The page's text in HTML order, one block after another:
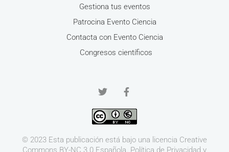
Gestiona tus eventos
Patrocina Evento Ciencia
Contacta con Evento Ciencia
Congresos científicos
© 2023 Esta publicación está bajo una licencia Creative
Commons BY-NC 3.0 Española. Política de Privacidad y